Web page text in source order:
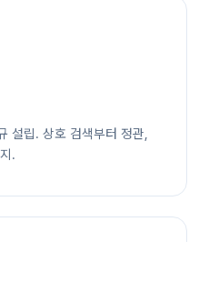
설립. 상호 검색부터 정관,
.